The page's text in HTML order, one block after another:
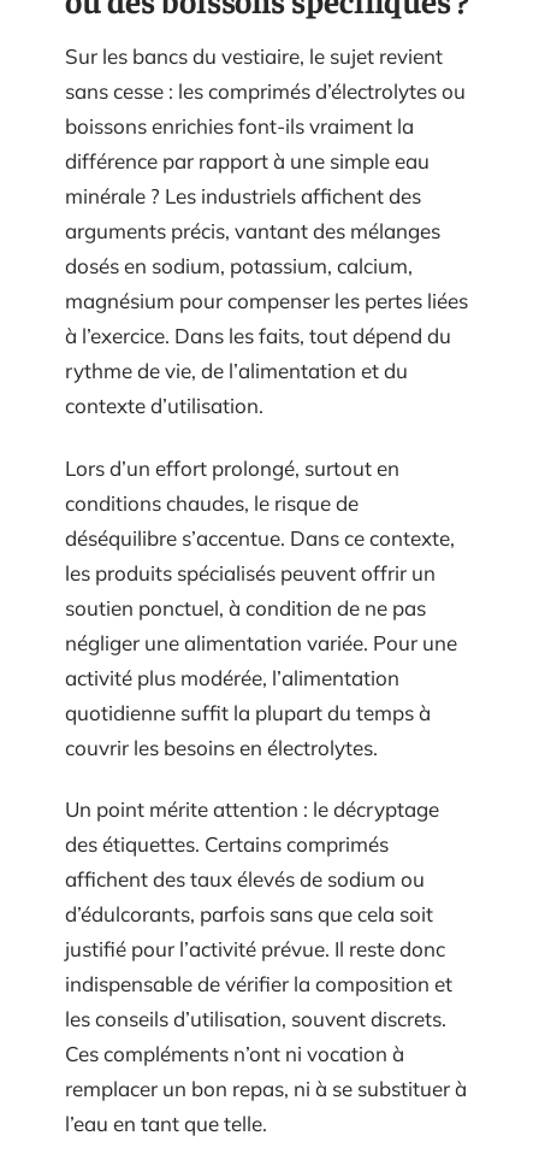
Sur les bancs du vestiaire, le sujet revient
sans cesse : les comprimés d’électrolytes ou
boissons enrichies font-ils vraiment la
différence par rapport à une simple eau
minérale ? Les industriels affichent des
arguments précis, vantant des mélanges
dosés en sodium, potassium, calcium,
magnésium pour compenser les pertes liées
à l’exercice. Dans les faits, tout dépend du
rythme de vie, de l’alimentation et du
contexte d’utilisation.
Lors d’un effort prolongé, surtout en
conditions chaudes, le risque de
déséquilibre s’accentue. Dans ce contexte,
les produits spécialisés peuvent offrir un
soutien ponctuel, à condition de ne pas
négliger une alimentation variée. Pour une
activité plus modérée, l’alimentation
quotidienne suffit la plupart du temps à
couvrir les besoins en électrolytes.
Un point mérite attention : le décryptage
des étiquettes. Certains comprimés
affichent des taux élevés de sodium ou
d’édulcorants, parfois sans que cela soit
justifié pour l’activité prévue. Il reste donc
indispensable de vérifier la composition et
les conseils d’utilisation, souvent discrets.
Ces compléments n’ont ni vocation à
remplacer un bon repas, ni à se substituer à
l’eau en tant que telle.